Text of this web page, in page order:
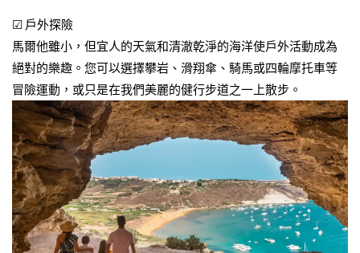
☑ 戶外探險
馬爾他雖小，但宜人的天氣和清澈乾淨的海洋使戶外活動成為
絕對的樂趣。您可以選擇攀岩、滑翔傘、騎馬或四輪摩托車等
冒險運動，或只是在我們美麗的健行步道之一上散步。